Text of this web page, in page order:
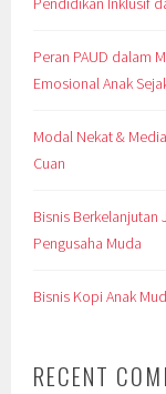
Peran PAUD dalam
Emosional Anak
Modal Nekat &
Cuan
Bisnis Berkelanjutan
Pengusaha Muda
Bisnis Kopi Anak
RECENT